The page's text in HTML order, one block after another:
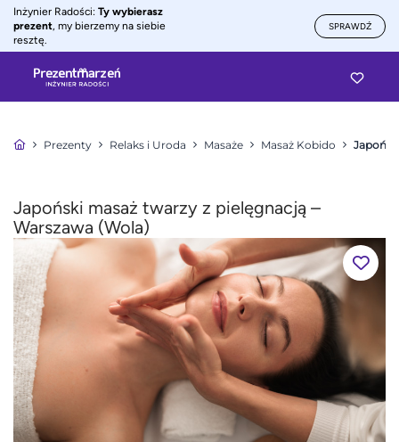
Inżynier Radości: Ty wybierasz
prezent, my bierzemy na siebie
resztę.
SPRAWDŹ
Prezenty Relaks i Uroda Masaże Masaż Kobido
Japoński masaż twarzy z pielęgnacją –
Warszawa (Wola)